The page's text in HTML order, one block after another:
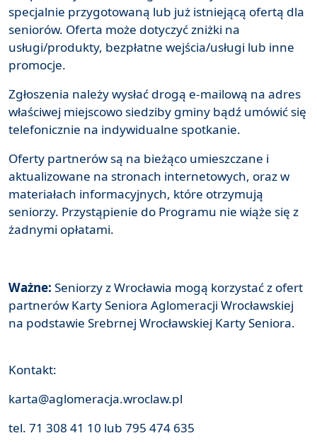
specjalnie przygotowaną lub już istniejącą ofertą dla
seniorów. Oferta może dotyczyć zniżki na
usługi/produkty, bezpłatne wejścia/usługi lub inne
promocje.
Zgłoszenia należy wysłać drogą e-mailową na adres
właściwej miejscowo siedziby gminy bądź umówić się
telefonicznie na indywidualne spotkanie.
Oferty partnerów są na bieżąco umieszczane i
aktualizowane na stronach internetowych, oraz w
materiałach informacyjnych, które otrzymują
seniorzy. Przystąpienie do Programu nie wiąże się z
żadnymi opłatami.
Ważne: Seniorzy z Wrocławia mogą korzystać z ofert
partnerów Karty Seniora Aglomeracji Wrocławskiej
na podstawie Srebrnej Wrocławskiej Karty Seniora.
Kontakt:
karta@aglomeracja.wroclaw.pl
tel. 71 308 41 10 lub 795 474 635